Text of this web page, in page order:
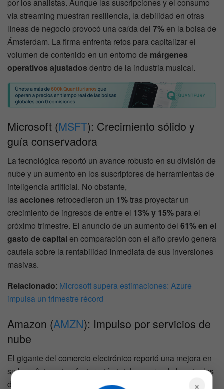
vía streaming muestran resiliencia, la debilidad en otras
líneas de negocio provocó una caída del 7%en la bolsa de
Ámsterdam. La firma enfrenta retos para capitalizar el
volumen de contenido en un entorno de márgenes
operativos ajustados dentro de la industria musical.
Microsoft (MSFT): Crecimiento sólido y
guía conservadora
La tecnológica reportó un avance robusto en su división de
nube y un aumento en los suscriptores de herramientas de
inteligencia artificial. No obstante,
lasacciones retrocedieron un 1%tras proyectar un
crecimiento de ingresos de entre el 13% y 15% para el
próximo trimestre. El anuncio de un aumento del 61% en el
gasto de capitalen comparación con el año previo genera
cautela sobre la rentabilidad inmediata de sus inversiones
masivas.
Relacionado: Microsoft supera estimaciones: Azure
impulsa un trimestre récord
Amazon (AMZN): Impulso por servicios de
nube
El gigante del comercio electrónico reportó una mejora en
su beneficio neto y facturación total, superando los niveles
del año anterior. El crecimiento estuvo liderado por su×